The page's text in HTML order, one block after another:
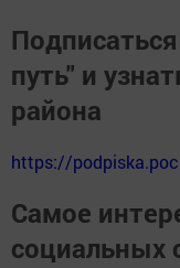
путь" и
района
https://
Самое
социальных